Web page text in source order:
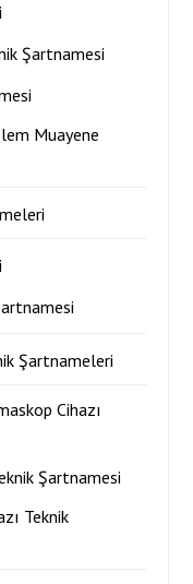
Şartnamesi
Muayene
Şartnameleri
Cihazı
Şartnamesi
Teknik